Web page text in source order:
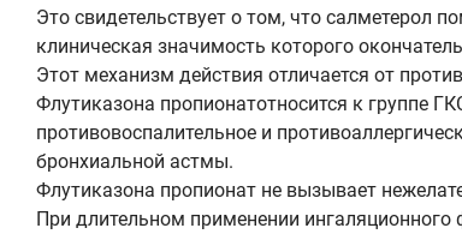
Это свидетельствует о том, что салметерол
клиническая значимость которого
Этот механизм действия отличается от
Флутиказона пропионатотносится к группе
противовоспалительное и
бронхиальной астмы.
Флутиказона пропионат не вызывает
При длительном применении